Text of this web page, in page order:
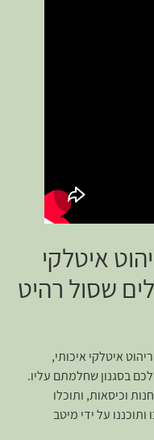
איטלקי
שסול רהיט
איטלקי איכותי,
בסגנון שחלמתם עליו.
וכיסאות, ותוכלו
על ידי מיטב